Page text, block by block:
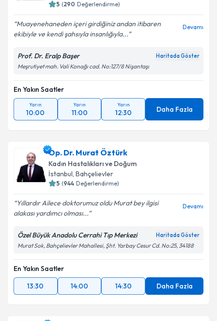
Kişisel verilerimin işlenmesine ilişkinAydınlatma
Metni'ni okudum ve kişisel verilerimin belirtilen
Takvim Talebini Gönder
5 (290 Değerlendirme)
Muayenehaneden içeri girdiğiniz andan itibaren
ekibiyle ve kendi şahsıyla insanlığıyla...
Devamı
Prof. Dr. Eralp Başer Haritada Göster
Meşrutiyet mah. Vali Konağı cad. No:127/8 Nişantaşı
En Yakın Saatler
Yarın
10:00
Yarın
11:00
Yarın
12:30 Daha Fazla
Op. Dr. Murat Öztürk
Kadın Hastalıkları ve Doğum
İstanbul, Bahçelievler
5 (944 Değerlendirme)
Yıllardır Ailece doktorumuz oldu Murat bey ilgisi
alakası yardımcı olması...
Devamı
Özel Büyük Anadolu Cerrahi Tıp Merkezi Haritada Göster
Murat Sok, Bahçelievler Mahallesi, Şht. Yarbay Cesur Cd. No:25, 34188
En Yakın Saatler
13:30
14:00 14:30 Daha Fazla